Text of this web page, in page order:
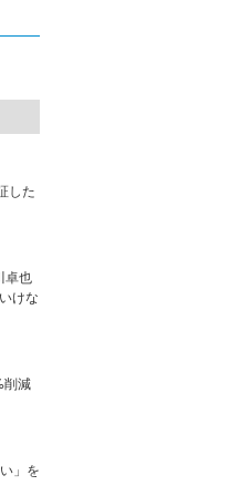
した
卓也
けな
削減
」を